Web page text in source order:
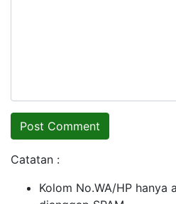
Catatan :
Kolom No.WA/HP hanya